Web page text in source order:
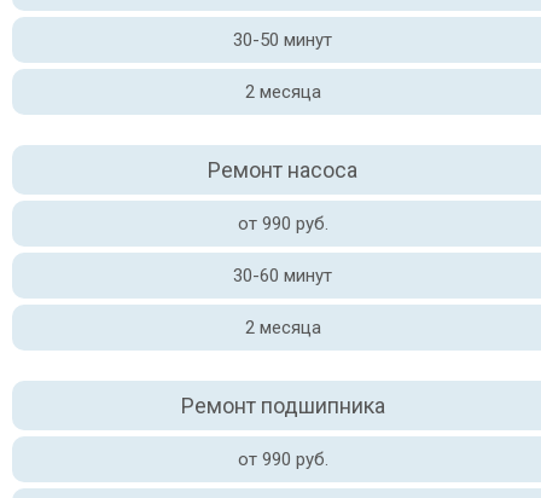
30-50 минут
2 месяца
Ремонт насоса
от 990 руб.
30-60 минут
2 месяца
Ремонт подшипника
от 990 руб.